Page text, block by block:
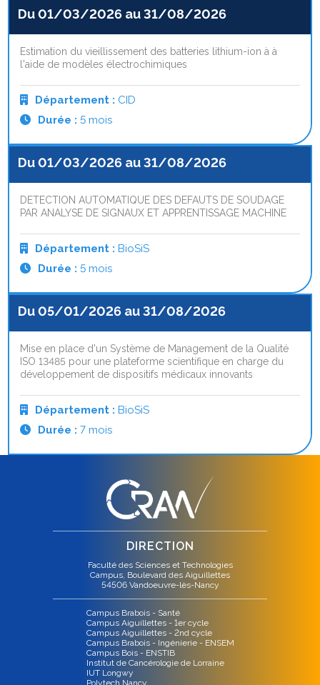
Du 01/03/2026 au 31/08/2026
Estimation du vieillissement des batteries lithium-ion à à
l'aide de modèles électrochimiques
Département : CID
Durée : 5 mois
Du 01/03/2026 au 31/08/2026
DETECTION AUTOMATIQUE DES DEFAUTS DE SOUDAGE
PAR ANALYSE DE SIGNAUX ET APPRENTISSAGE MACHINE
Département : BioSiS
Durée : 5 mois
Du 05/01/2026 au 31/08/2026
Mise en place d'un Système de Management de la Qualité
ISO 13485 pour une plateforme scientifique en charge du
développement de dispositifs médicaux innovants
Département : BioSiS
Durée : 7 mois
DIRECTION
Faculté des Sciences et Technologies
Campus, Boulevard des Aiguillettes
54506 Vandoeuvre-lès-Nancy
Campus Brabois - Santé
Campus Aiguillettes - 1er cycle
Campus Aiguillettes - 2nd cycle
Campus Brabois - Ingénierie - ENSEM
Campus Bois - ENSTIB
Institut de Cancérologie de Lorraine
IUT Longwy
Polytech Nancy